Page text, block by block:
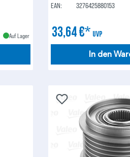
Auf Lager
EAN:
3276425880153
33,64 €* UVP
In den